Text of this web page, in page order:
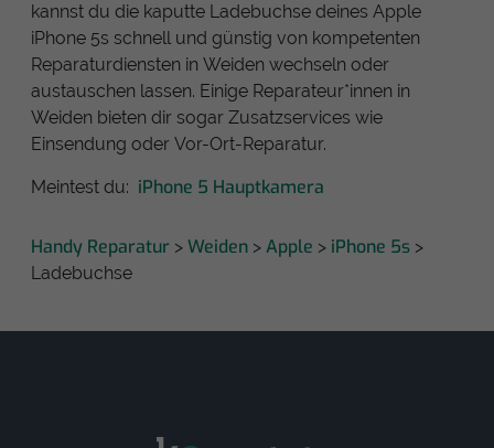
kannst du die kaputte Ladebuchse deines Apple
iPhone 5s schnell und günstig von kompetenten
Reparaturdiensten in Weiden wechseln oder
austauschen lassen. Einige Reparateur*innen in
Weiden bieten dir sogar Zusatzservices wie
Einsendung oder Vor-Ort-Reparatur.
Meintest du: iPhone 5 Hauptkamera
Handy Reparatur > Weiden > Apple > iPhone 5s >
Ladebuchse